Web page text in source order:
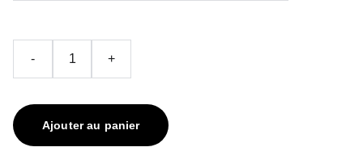
- +
Ajouter au panier